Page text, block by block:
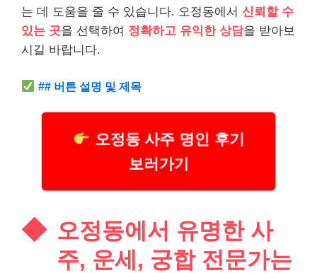
는 데 도움을 줄 수 있습니다. 오정동에서 신뢰할 수
있는 곳을 선택하여 정확하고 유익한 상담을 받아보
시길 바랍니다.
## 버튼 설명 및 제목
오정동 사주 명인 후기
보러가기
오정동에서 유명한 사
주, 운세, 궁합 전문가는